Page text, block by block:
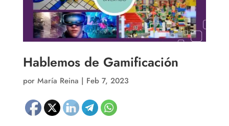
Hablemos de Gamificación
por María Reina | Feb 7, 2023